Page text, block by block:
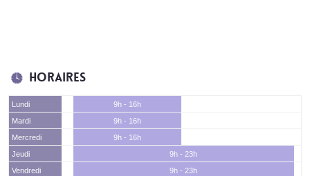
Horaires
Lundi
9h - 16h
Mardi
9h - 16h
Mercredi
9h - 16h
Jeudi
9h - 23h
Vendredi
9h - 23h